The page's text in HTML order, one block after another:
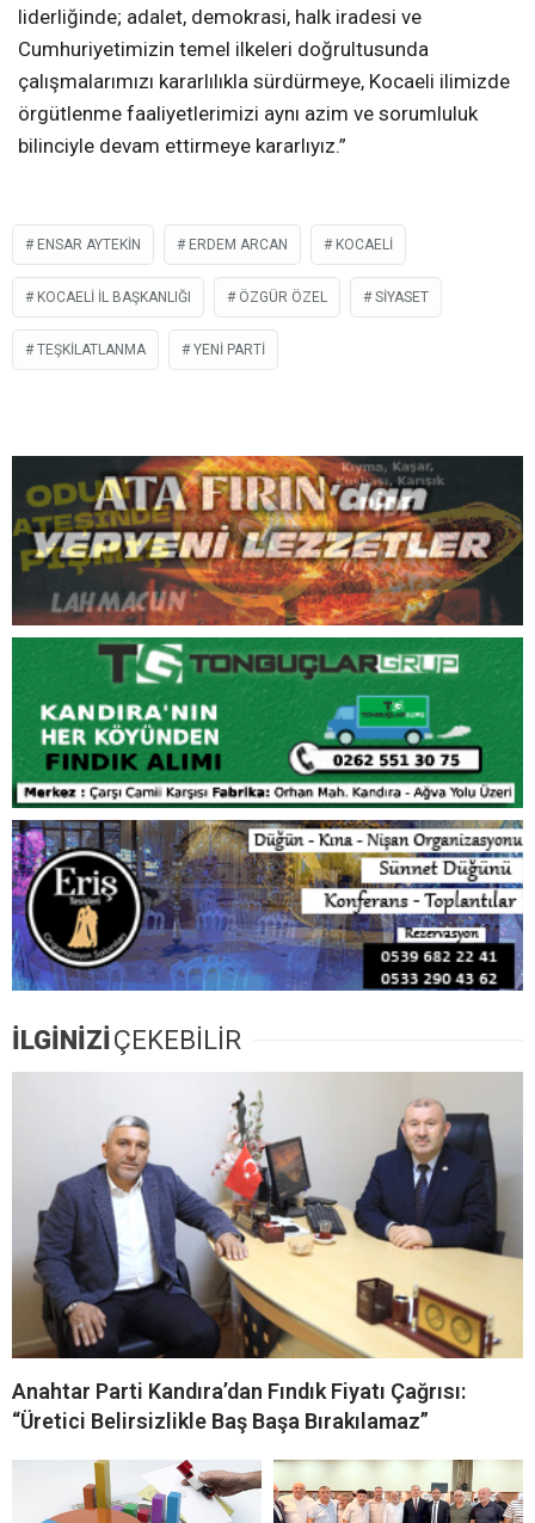
liderliğinde; adalet, demokrasi, halk iradesi ve
Cumhuriyetimizin temel ilkeleri doğrultusunda
çalışmalarımızı kararlılıkla sürdürmeye, Kocaeli ilimizde
örgütlenme faaliyetlerimizi aynı azim ve sorumluluk
bilinciyle devam ettirmeye kararlıyız.”
ENSAR AYTEKIN ERDEM ARCAN KOCAELI
KOCAELI İL BAŞKANLIĞI ÖZGÜR ÖZEL SIYASET
TEŞKILATLANMA YENI PARTI
İLGİNİZİÇEKEBİLİR
Anahtar Parti Kandıra’dan Fındık Fiyatı Çağrısı:
“Üretici Belirsizlikle Baş Başa Bırakılamaz”